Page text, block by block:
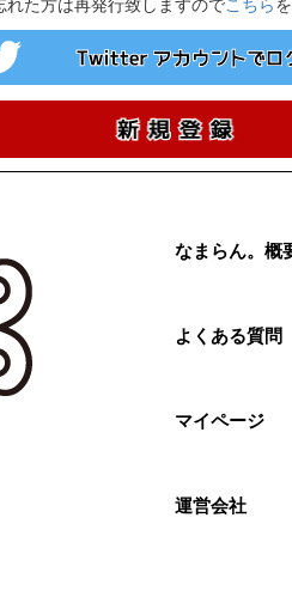
なまらん。概
よくある質問
マイページ
運営会社